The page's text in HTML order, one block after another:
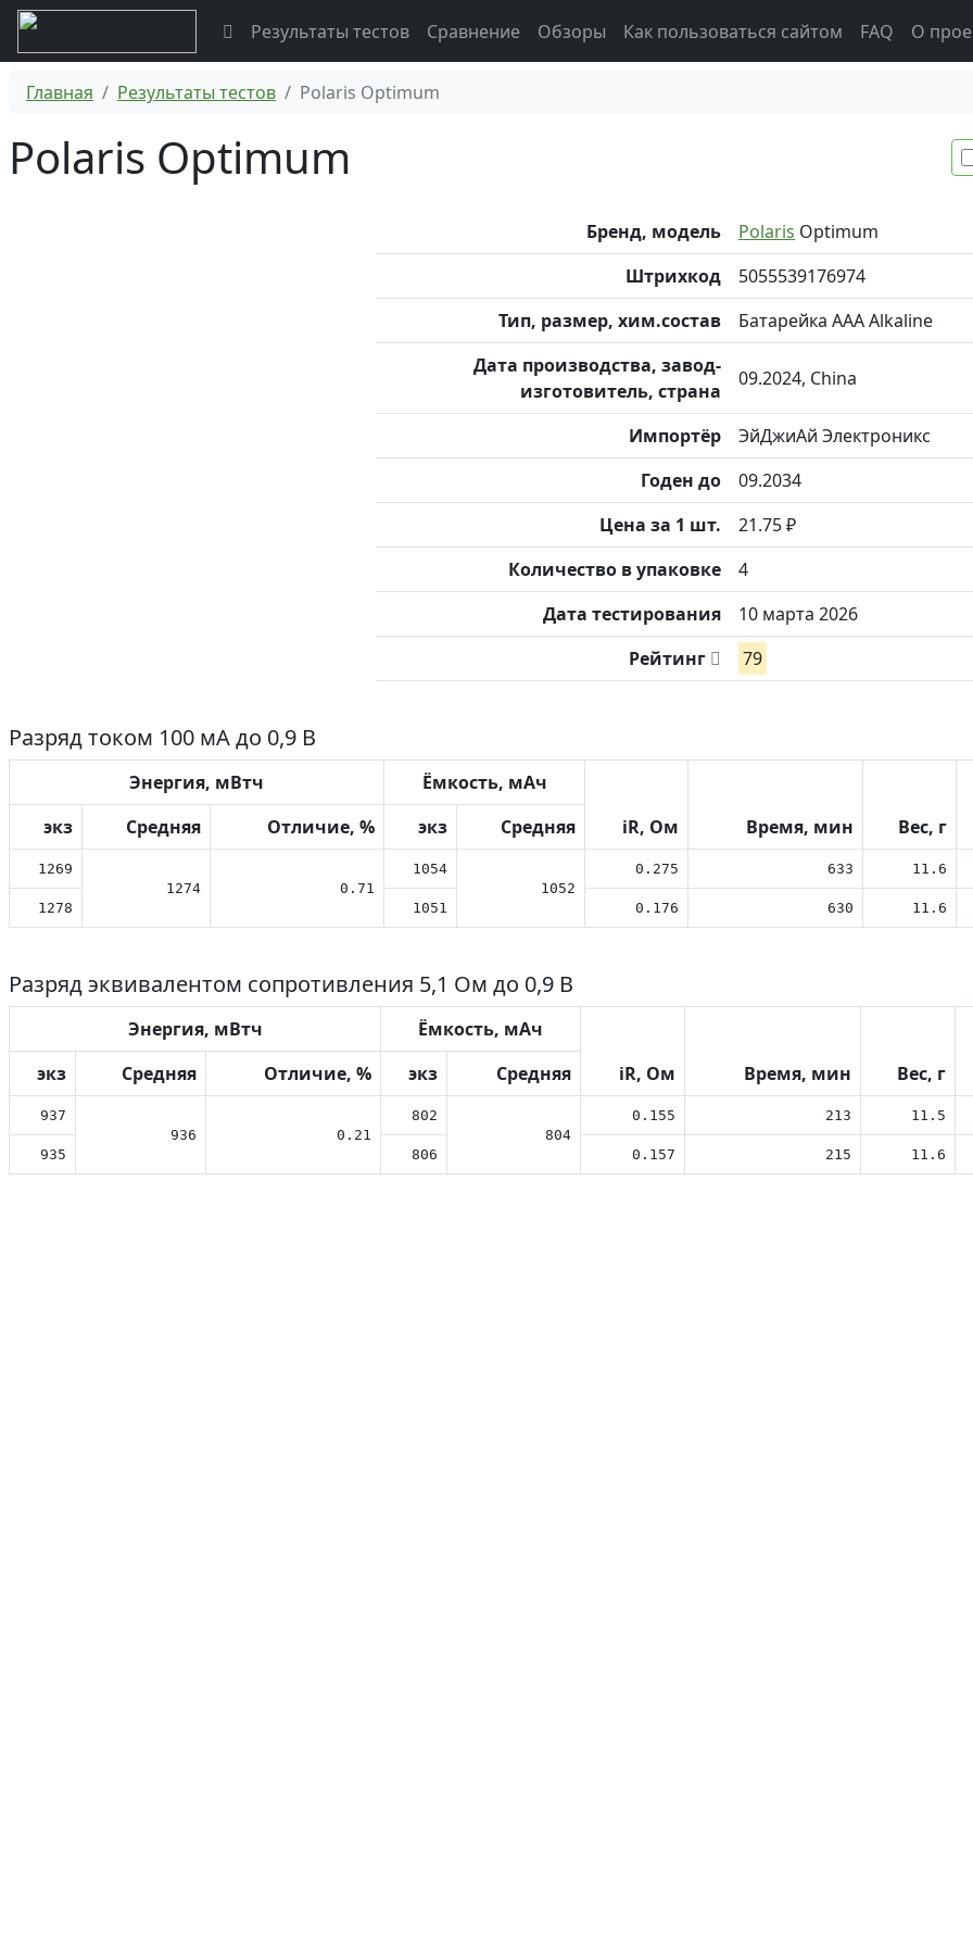
Результаты тестов Сравнение Обзоры Как пользоваться сайтом FAQ О
Главная Результаты тестов Polaris Optimum
Polaris Optimum
Бренд, модель Polaris Optimum
Штрихкод
5055539176974
Тип, размер, хим.состав
Батарейка AAA Alkaline
Дата производства, завод-
изготовитель, страна
09.2024, China
Импортёр
ЭйДжиАй Электроникс
Годен до
09.2034
Цена за 1 шт.
21.75 ₽
Количество в упаковке
4
Дата тестирования
10 марта 2026
Рейтинг
79
Разряд током 100 мА до 0,9 В
Энергия, мВтч
Ёмкость, мАч
iR, Ом
Время, мин Вес, г
экз Средняя Отличие, % экз Средняя
1269
1274
0.71
1054
1052
0.275 633 11.6
1278 1051 0.176 630 11.6
Разряд эквивалентом сопротивления 5,1 Ом до 0,9 В
Энергия, мВтч
Ёмкость, мАч
iR, Ом
Время, мин Вес, г
экз Средняя Отличие, % экз Средняя
937
936
0.21
802
804
0.155 213 11.5
935 806 0.157 215 11.6